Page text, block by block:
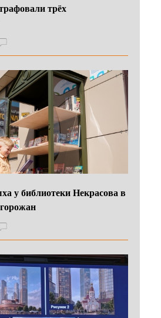
трёх
у библиотеки Некрасова в